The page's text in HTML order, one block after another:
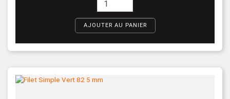
AJOUTER AU PANIER